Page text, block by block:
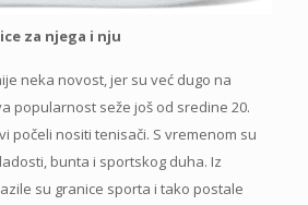
za njega i nju
neka novost, jer su već dugo na
popularnost seže još od sredine 20.
počeli nositi tenisači. S vremenom su
bunta i sportskog duha. Iz
su granice sporta i tako postale